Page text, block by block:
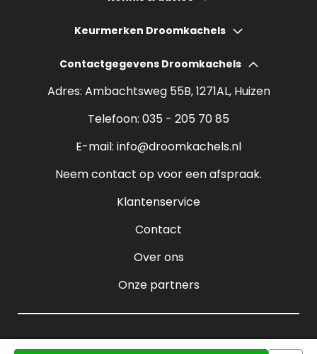
Bio ethanol haarden
Sfeerhaarden
Open haard
Hoeveel bespaart een houtkachel?
Keurmerken Droomkachels
Contactgegevens Droomkachels
Adres: Ambachtsweg 55B, 1271AL, Huizen
Telefoon: 035 - 205 70 85
E-mail: info@droomkachels.nl
Neem contact op voor een afspraak.
Klantenservice
Contact
Over ons
Onze partners